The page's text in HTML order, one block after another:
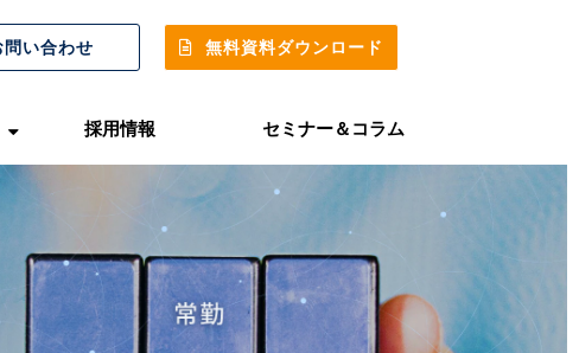
問い合わせ 無料資料ダウンロード
採用情報 セミナー＆コラム